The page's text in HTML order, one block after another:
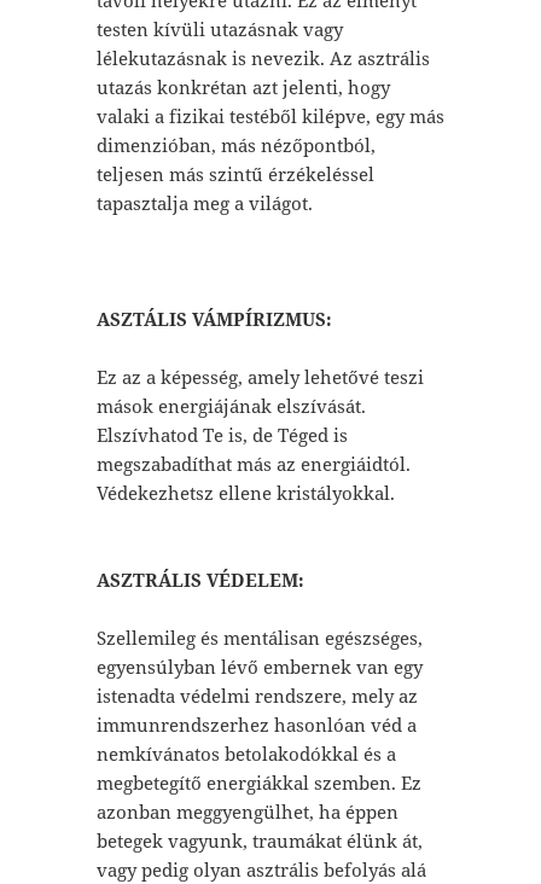
testen kívüli utazásnak vagy
lélekutazásnak is nevezik. Az asztrális
utazás konkrétan azt jelenti, hogy
valaki a fizikai testéből kilépve, egy más
dimenzióban, más nézőpontból,
teljesen más szintű érzékeléssel
tapasztalja meg a világot.
ASZTÁLIS VÁMPÍRIZMUS:
Ez az a képesség, amely lehetővé teszi
mások energiájának elszívását.
Elszívhatod Te is, de Téged is
megszabadíthat más az energiáidtól.
Védekezhetsz ellene kristályokkal.
ASZTRÁLIS VÉDELEM:
Szellemileg és mentálisan egészséges,
egyensúlyban lévő embernek van egy
istenadta védelmi rendszere, mely az
immunrendszerhez hasonlóan véd a
nemkívánatos betolakodókkal és a
megbetegítő energiákkal szemben. Ez
azonban meggyengülhet, ha éppen
betegek vagyunk, traumákat élünk át,
vagy pedig olyan asztrális befolyás alá